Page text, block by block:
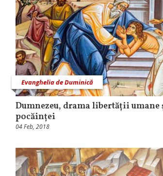
Evanghelia de Duminică
Dumnezeu, drama libertății umane
pocăinței
04 Feb, 2018